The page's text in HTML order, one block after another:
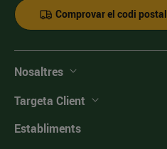
Comprovar el codi postal
Nosaltres
Targeta Client
Establiments